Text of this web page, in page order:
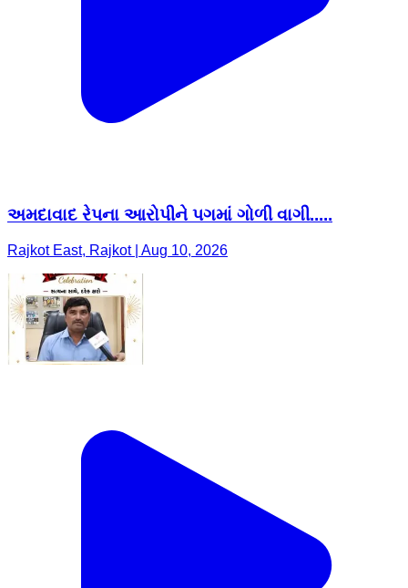
અમદાવાદ રેપના આરોપીને પગમાં ગોળી વાગી.....
Rajkot East, Rajkot | Aug 10, 2026